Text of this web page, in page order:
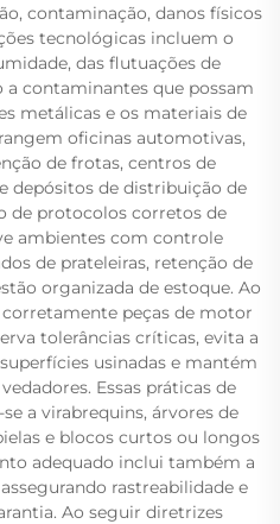
contaminação, danos físicos
tecnológicas incluem o
das flutuações de
a contaminantes que possam
metálicas e os materiais de
oficinas automotivas,
de frotas, centros de
depósitos de distribuição de
de protocolos corretos de
ambientes com controle
de prateleiras, retenção de
organizada de estoque. Ao
peças de motor
tolerâncias críticas, evita a
usinadas e mantém
Essas práticas de
a virabrequins, árvores de
e blocos curtos ou longos
adequado inclui também a
rastreabilidade e
Ao seguir diretrizes